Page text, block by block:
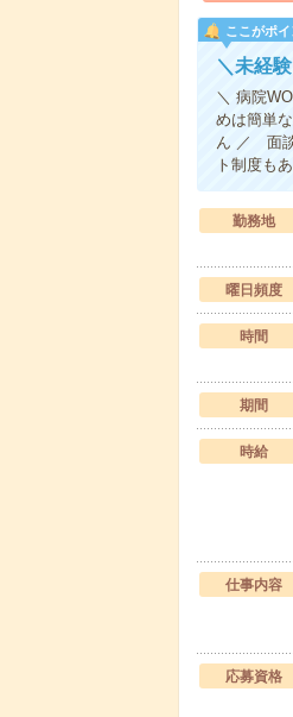
ここがポイ
＼未経
＼ 病院
めは簡単
ん ／ 面談
ト制度も
勤務地
曜日頻度
時間
期間
時給
仕事内容
応募資格